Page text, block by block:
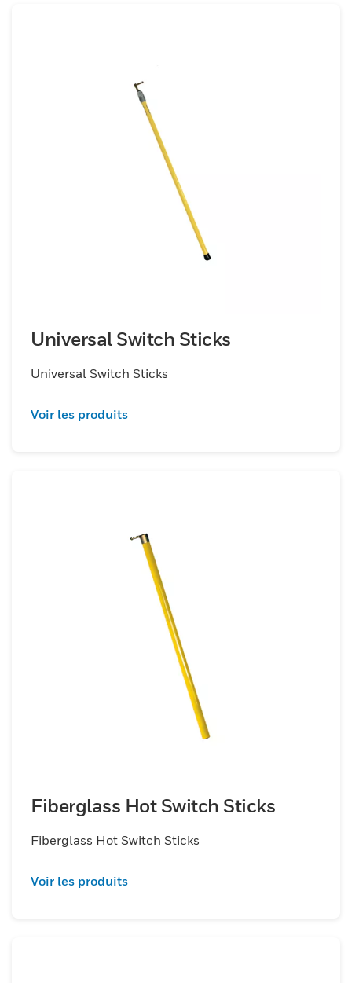
Universal Switch Sticks
Universal Switch Sticks
Voir les produits
Fiberglass Hot Switch Sticks
Fiberglass Hot Switch Sticks
Voir les produits